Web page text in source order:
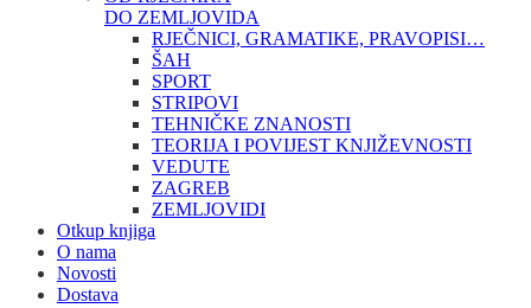
DO ZEMLJOVIDA
RJEČNICI, GRAMATIKE, PRAVOPISI…
ŠAH
SPORT
STRIPOVI
TEHNIČKE ZNANOSTI
TEORIJA I POVIJEST KNJIŽEVNOSTI
VEDUTE
ZAGREB
ZEMLJOVIDI
Otkup knjiga
O nama
Novosti
Dostava